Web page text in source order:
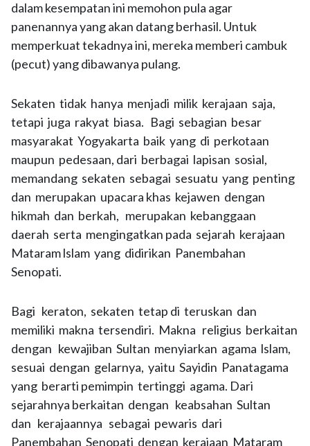
dalam kesempatan ini memohon pula agar
panenannya yang akan datang berhasil. Untuk
memperkuat tekadnya ini, mereka memberi cambuk
(pecut) yang dibawanya pulang.
Sekaten tidak hanya menjadi milik kerajaan saja,
tetapi juga rakyat biasa. Bagi sebagian besar
masyarakat Yogyakarta baik yang di perkotaan
maupun pedesaan, dari berbagai lapisan sosial,
memandang sekaten sebagai sesuatu yang penting
dan merupakan upacara khas kejawen dengan
hikmah dan berkah, merupakan kebanggaan
daerah serta mengingatkan pada sejarah kerajaan
Mataram lslam yang didirikan Panembahan
Senopati.
Bagi keraton, sekaten tetap di teruskan dan
memiliki makna tersendiri. Makna religius berkaitan
dengan kewajiban Sultan menyiarkan agama lslam,
sesuai dengan gelarnya, yaitu Sayidin Panatagama
yang berarti pemimpin tertinggi agama. Dari
sejarahnya berkaitan dengan keabsahan Sultan
dan kerajaannya sebagai pewaris dari
Panembahan Senopati dengan kerajaan Mataram